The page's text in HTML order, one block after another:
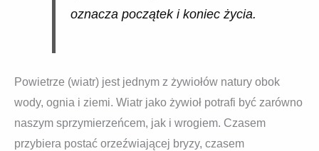
oznacza początek i koniec życia.
Powietrze (wiatr) jest jednym z żywiołów natury obok
wody, ognia i ziemi. Wiatr jako żywioł potrafi być zarówno
naszym sprzymierzeńcem, jak i wrogiem. Czasem
przybiera postać orzeźwiającej bryzy, czasem